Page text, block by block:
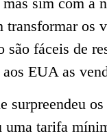
os
são fáceis de
EUA as
surpreendeu
uma tarifa